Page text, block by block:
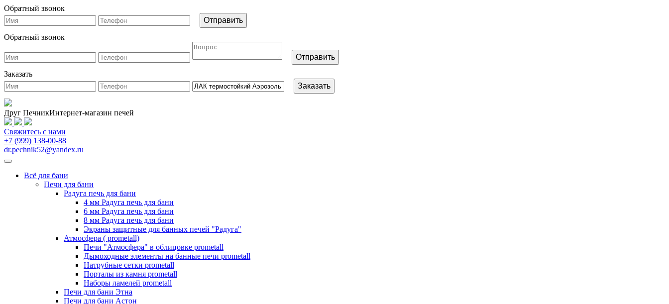
Обратный звонок
Обратный звонок
Заказать
Друг ПечникИнтернет-магазин печей
Свяжитесь с нами
+7 (999) 138-00-88
dr.pechnik52@yandex.ru
Всё для бани
Печи для бани
Радуга печь для бани
4 мм Радуга печь для бани
6 мм Радуга печь для бани
8 мм Радуга печь для бани
Экраны защитные для банных печей "Радуга"
Атмосфера ( prometall)
Печи "Атмосфера" в облицовке prometall
Дымоходные элементы на банные печи prometall
Натрубные сетки prometall
Порталы из камня prometall
Наборы ламелей prometall
Печи для бани Этна
Печи для бани Астон